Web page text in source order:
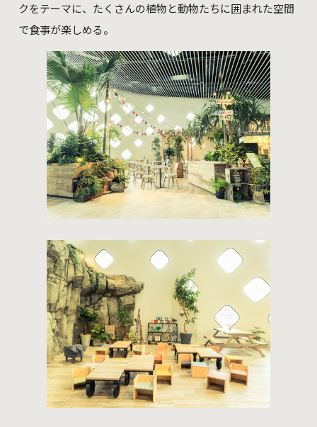
クをテーマに、たくさんの植物と動物たちに囲まれた空間
で食事が楽しめる。